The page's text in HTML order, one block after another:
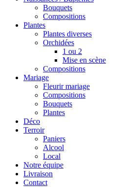
Bouquets
Compositions
Plantes
Plantes diverses
Orchidées
1 ou 2
Mise en scène
Compositions
Mariage
Fleurir mariage
Compositions
Bouquets
Plantes
Déco
Terroir
Paniers
Alcool
Local
Notre équipe
Livraison
Contact